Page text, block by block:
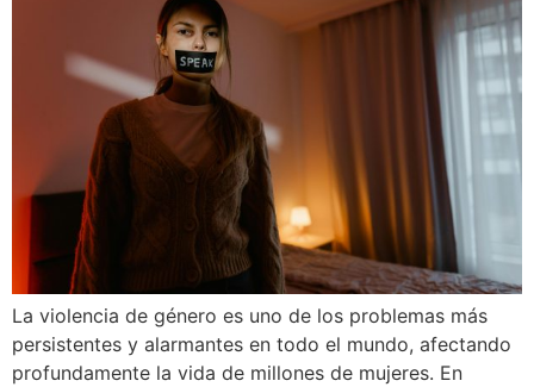
La violencia de género es uno de los problemas más
persistentes y alarmantes en todo el mundo, afectando
profundamente la vida de millones de mujeres. En